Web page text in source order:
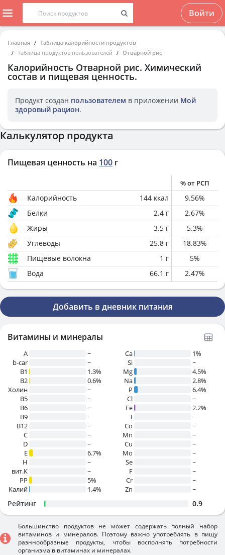
Войти
Главная
Таблица калорийности продуктов
Таблица продуктов пользователей
Отварной рис
Калорийность Отварной рис. Химический
состав и пищевая ценность.
Продукт создан пользователем в приложении Мой
здоровый рацион.
Калькулятор продукта
Пищевая ценность на 100 г
% от РСП
Калорийность 144 ккал 9.56%
Белки
2.4 г 2.67%
Жиры
3.5 г 5.3%
Углеводы
25.8 г 18.83%
Пищевые волокна
1 г 5%
Вода
66.1 г 2.47%
Добавить в дневник питания
Витамины и минералы
A
~
b-car
~
В1
1.3%
B2
0.6%
Холин
~
B5
~
B6
~
B9
~
B12
~
C
~
D
~
E
6.7%
H
~
вит.К
~
PP
5%
Калий
1.4%
Ca
1%
Si
~
Mg
4.5%
Na
2.8%
P
6.4%
Cl
~
Fe
2.2%
I
~
Co
~
Mn
~
Cu
~
Mo
~
Se
~
F
~
Cr
~
Zn
~
Рейтинг 0.9
Большинство продуктов не может содержать полный набор
витаминов и минералов. Поэтому важно употреблять в пищу
разннообразные продукты, чтобы восполнять потребности
организма в витаминах и минералах.